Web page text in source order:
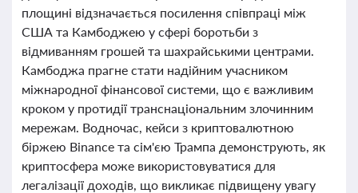
площині відзначається посилення співпраці між
США та Камбоджею у сфері боротьби з
відмиванням грошей та шахрайськими центрами.
Камбоджа прагне стати надійним учасником
міжнародної фінансової системи, що є важливим
кроком у протидії транснаціональним злочинним
мережам. Водночас, кейси з криптовалютною
біржею Binance та сім'єю Трампа демонструють, як
криптосфера може використовуватися для
легалізації доходів, що викликає підвищену увагу